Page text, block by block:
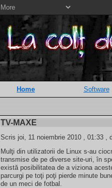
Home Software
TV-MAXE
Scris joi, 11 noiembrie 2010 , 01:33 ,
Mulţi din utilizatorii de Linux s-au
transmise de pe diverse site-uri, în
există posibilitatea de a viziona
parcurgi pe toţi poţi pierde minute
de un meci de fotbal.